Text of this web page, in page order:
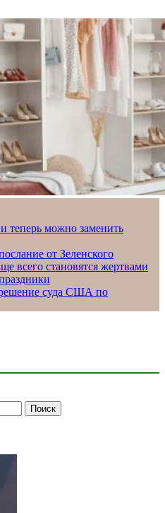
теперь можно заменить
от Зеленского
всего становятся жертвами
решение суда США по